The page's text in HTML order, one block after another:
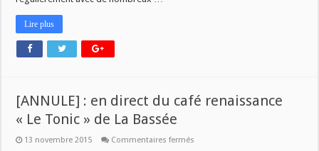
Lire plus
[ANNULE] : en direct du café renaissance
« Le Tonic » de La Bassée
13 novembre 2015 Commentaires fermés